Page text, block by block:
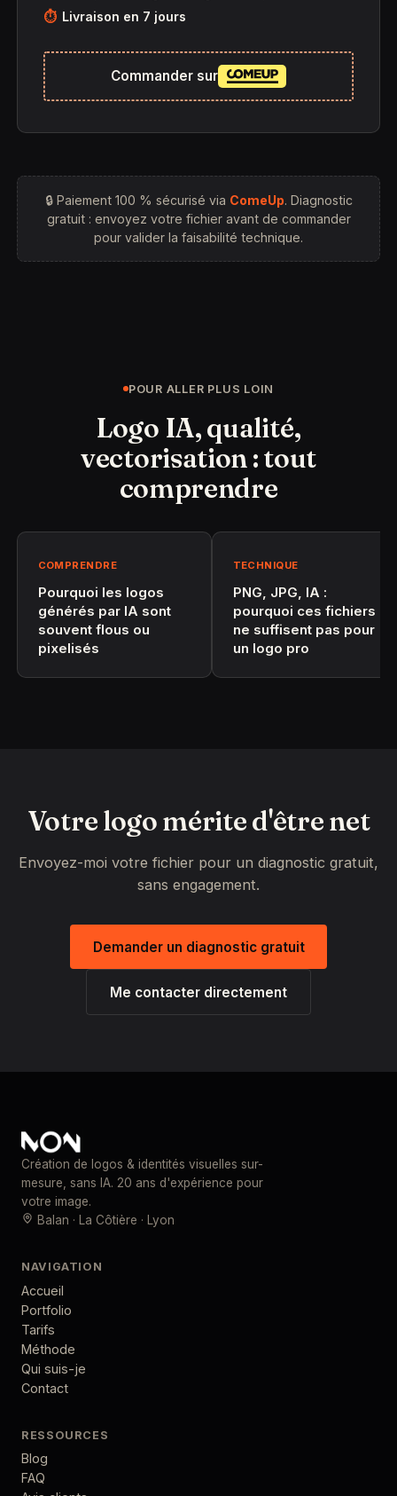
Livraison en 7 jours
Commander sur
🔒 Paiement 100 % sécurisé via ComeUp. Diagnostic
gratuit : envoyez votre fichier avant de commander
pour valider la faisabilité technique.
POUR ALLER PLUS LOIN
Logo IA, qualité,
vectorisation : tout
comprendre
COMPRENDRE
Pourquoi les logos
générés par IA sont
souvent flous ou
pixelisés
TECHNIQUE
PNG, JPG, IA :
pourquoi ces fichiers
ne suffisent pas pour
un logo pro
Votre logo mérite d'être net
Envoyez-moi votre fichier pour un diagnostic gratuit,
sans engagement.
Demander un diagnostic gratuit
Me contacter directement
Création de logos & identités visuelles sur-
mesure, sans IA. 20 ans d'expérience pour
votre image.
Balan · La Côtière · Lyon
NAVIGATION
Accueil
Portfolio
Tarifs
Méthode
Qui suis-je
Contact
RESSOURCES
Blog
FAQ